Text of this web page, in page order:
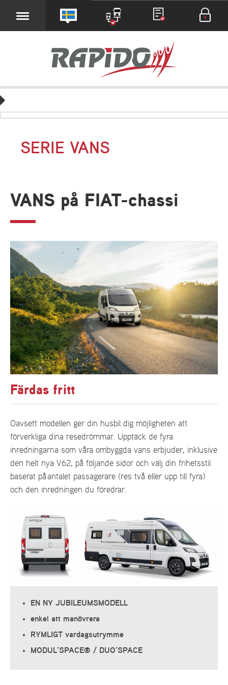
SERIE VANS
VANS på FIAT-chassi
Färdas fritt
Oavsett modellen ger din husbil dig möjligheten att
förverkliga dina resedrömmar. Upptäck de fyra
inredningarna som våra ombyggda vans erbjuder, inklusive
den helt nya V62, på följande sidor och välj din frihetsstil
baserat på antalet passagerare (res två eller upp till fyra)
och den inredningen du föredrar.
EN NY JUBILEUMSMODELL
enkel att manövrera
RYMLIGT vardagsutrymme
MODUL’SPACE® / DUO’SPACE